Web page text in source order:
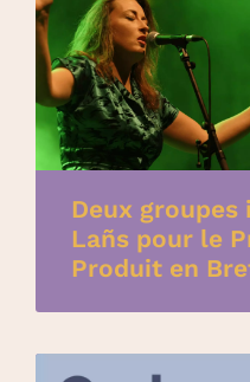
Deux groupes
Lañs pour le
Produit en